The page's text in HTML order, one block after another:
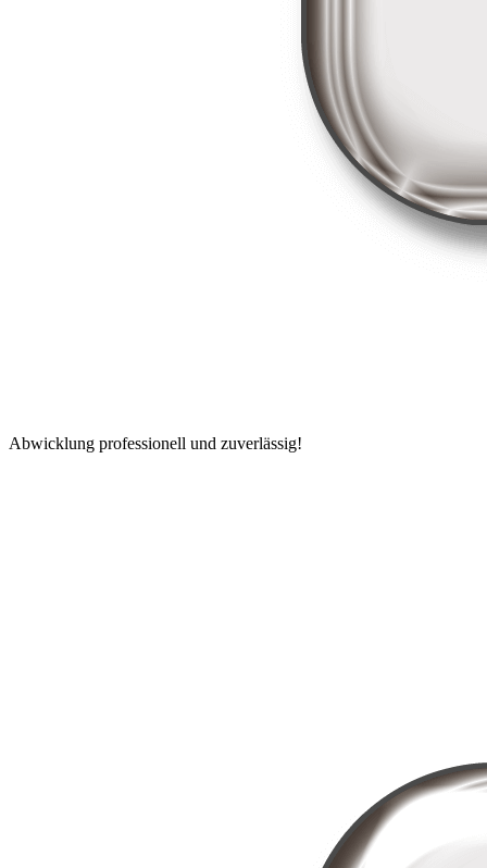
Abwicklung professionell und zuverlässig!